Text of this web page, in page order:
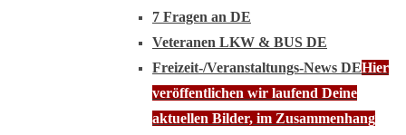
7 Fragen an DE
Veteranen LKW & BUS DE
Freizeit-/Veranstaltungs-News DEHier
veröffentlichen wir laufend Deine
aktuellen Bilder, im Zusammenhang